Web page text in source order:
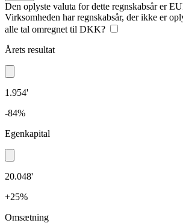
Den oplyste valuta for dette regnskabsår er
Virksomheden har regnskabsår, der ikke er
alle tal omregnet til DKK?
Årets resultat
1.954'
-84%
Egenkapital
20.048'
+25%
Omsætning